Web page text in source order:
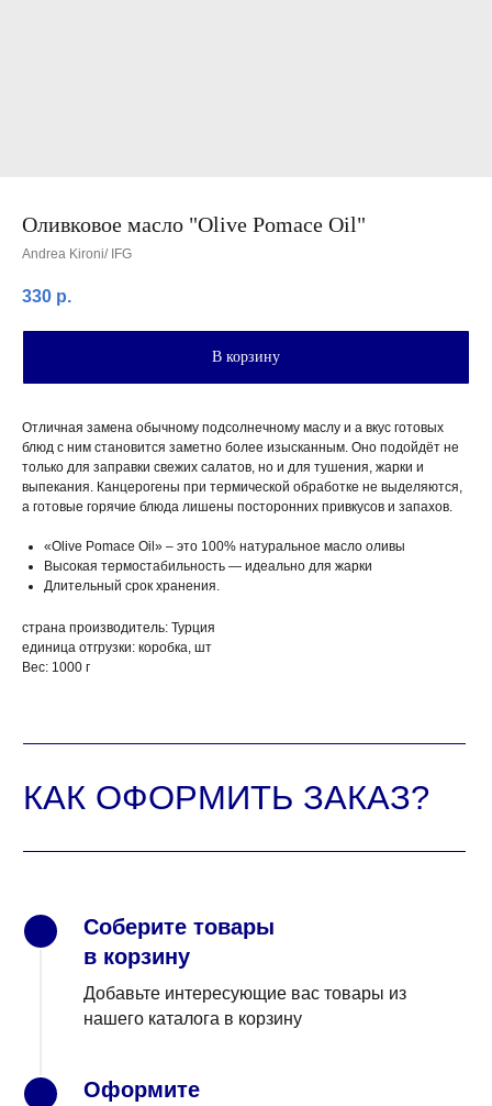
Оливковое масло "Olive Pomace Oil"
Andrea Kironi/ IFG
330 р.
В корзину
Отличная замена обычному подсолнечному маслу и а вкус готовых
блюд с ним становится заметно более изысканным. Оно подойдёт не
только для заправки свежих салатов, но и для тушения, жарки и
выпекания. Канцерогены при термической обработке не выделяются,
а готовые горячие блюда лишены посторонних привкусов и запахов.
«Olive Pomace Oil» – это 100% натуральное масло оливы
Высокая термостабильность — идеально для жарки
Длительный срок хранения.
страна производитель: Турция
единица отгрузки: коробка, шт
Вес: 1000 г
КАК ОФОРМИТЬ ЗАКАЗ?
Соберите товары
в корзину
Добавьте интересующие вас товары из
нашего каталога в корзину
Оформите